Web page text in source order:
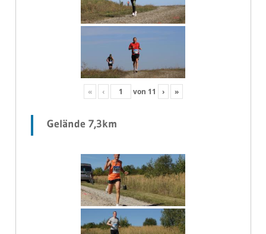
« ‹ von 11 › »
Gelände 7,3km